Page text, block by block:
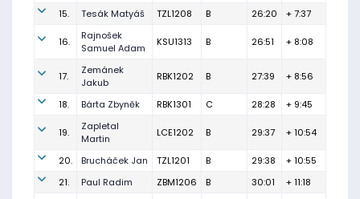
15.
Tesák Matyáš TZL1208 B 26:20 + 7:37
16.
Rajnošek
Samuel Adam
KSU1313 B 26:51 + 8:08
17.
Zemánek
Jakub
RBK1202 B 27:39 + 8:56
18. Bárta Zbyněk RBK1301 C 28:28 + 9:45
19.
Zapletal
Martin
LCE1202 B 29:37 + 10:54
20. Brucháček Jan TZL1201 B 29:38
+ 10:55
21.
Paul Radim ZBM1206 B 30:01 + 11:18